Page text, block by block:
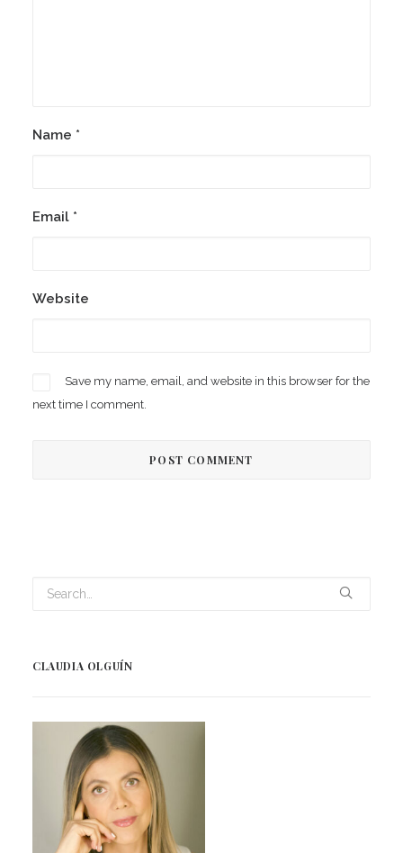
Name *
Email *
Website
Save my name, email, and website in this browser for the
next time I comment.
CLAUDIA OLGUÍN